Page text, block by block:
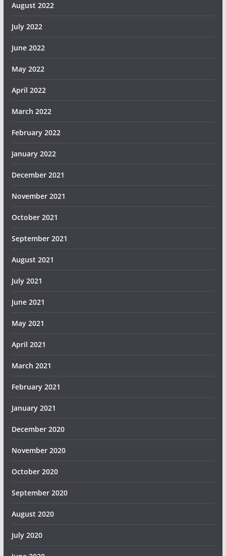
August 2022
July 2022
June 2022
May 2022
April 2022
March 2022
February 2022
January 2022
December 2021
November 2021
October 2021
September 2021
August 2021
July 2021
June 2021
May 2021
April 2021
March 2021
February 2021
January 2021
December 2020
November 2020
October 2020
September 2020
August 2020
July 2020